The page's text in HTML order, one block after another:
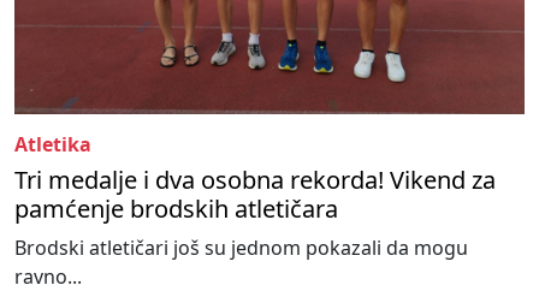
Atletika
Tri medalje i dva osobna rekorda! Vikend za
pamćenje brodskih atletičara
Brodski atletičari još su jednom pokazali da mogu
ravno...